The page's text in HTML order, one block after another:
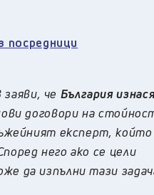
посредници
че България
договори на
експерт, който
него ако се цели
да изпълни тази